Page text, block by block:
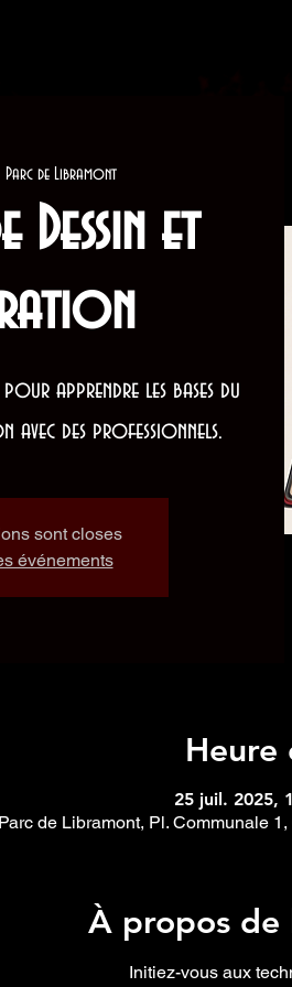
Parc de Libramont
Dessin et
apprendre les bases du
avec des professionnels.
sont closes
événements
Heure
25 juil. 2025,
Parc de Libramont, Pl. Communale
À propos de
Initiez-vous aux